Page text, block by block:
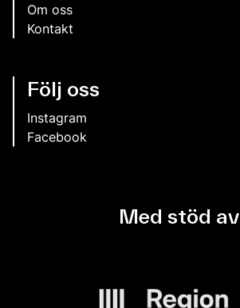
Om oss
Kontakt
Följ oss
Instagram
Facebook
Med stöd av